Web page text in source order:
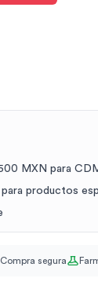
MXN para
productos
Compra segura